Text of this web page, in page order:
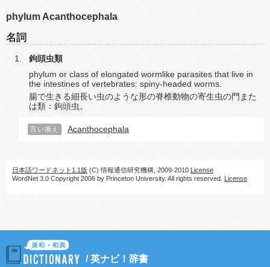
phylum Acanthocephala
名詞
鉤頭虫類
phylum or class of elongated wormlike parasites that live in
the intestines of vertebrates: spiny-headed worms.
腸で生きる細長い虫のような形の脊椎動物の寄生虫の門また
は類：鉤頭虫。
言い換え Acanthocephala
日本語ワードネット1.1版 (C) 情報通信研究機構, 2009-2010 License
WordNet 3.0 Copyright 2006 by Princeton University. All rights reserved. License
/英ナビ！辞書